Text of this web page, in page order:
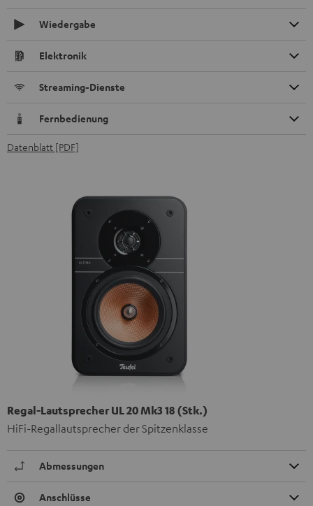
Wiedergabe
Elektronik
Streaming-Dienste
Fernbedienung
Datenblatt [PDF]
Regal-Lautsprecher UL 20 Mk3 18 (Stk.)
HiFi-Regallautsprecher der Spitzenklasse
Abmessungen
Anschlüsse